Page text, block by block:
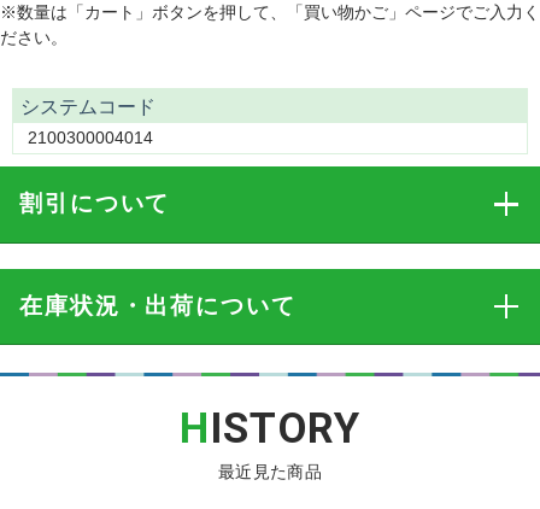
※数量は「カート」ボタンを押して、「買い物かご」ページでご入力く
ださい。
システムコード
2100300004014
割引 について
在庫状況・出荷について
HISTORY
最近見た商品